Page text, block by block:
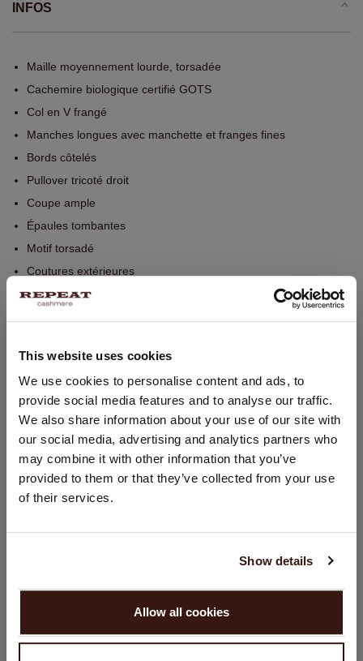
This website uses cookies
We use cookies to personalise content and ads, to
provide social media features and to analyse our traffic.
We also share information about your use of our site with
our social media, advertising and analytics partners who
may combine it with other information that you’ve
provided to them or that they’ve collected from your use
of their services.
Show details
Allow all cookies
INFOS
Maille moyennement lourde, torsadée
Cachemire biologique certifié GOTS
Col en V frangé
Manches longues avec manchette et franges fines
Bords côtelés
Pullover tricoté droit
Coupe ample
Épaules tombantes
Motif torsadé
Coutures extérieures
Franges fines
TAILLE & COUPE
ENTRETIEN
LIVRAISON ET RETOURS
CHANGER DE PAYS
Vous visitez Repeat cashmere depuis Pays - Bas (€).
Souhaitez-vous mettre à jour votre localisation ?
États-Unis ($)
CONTINUER